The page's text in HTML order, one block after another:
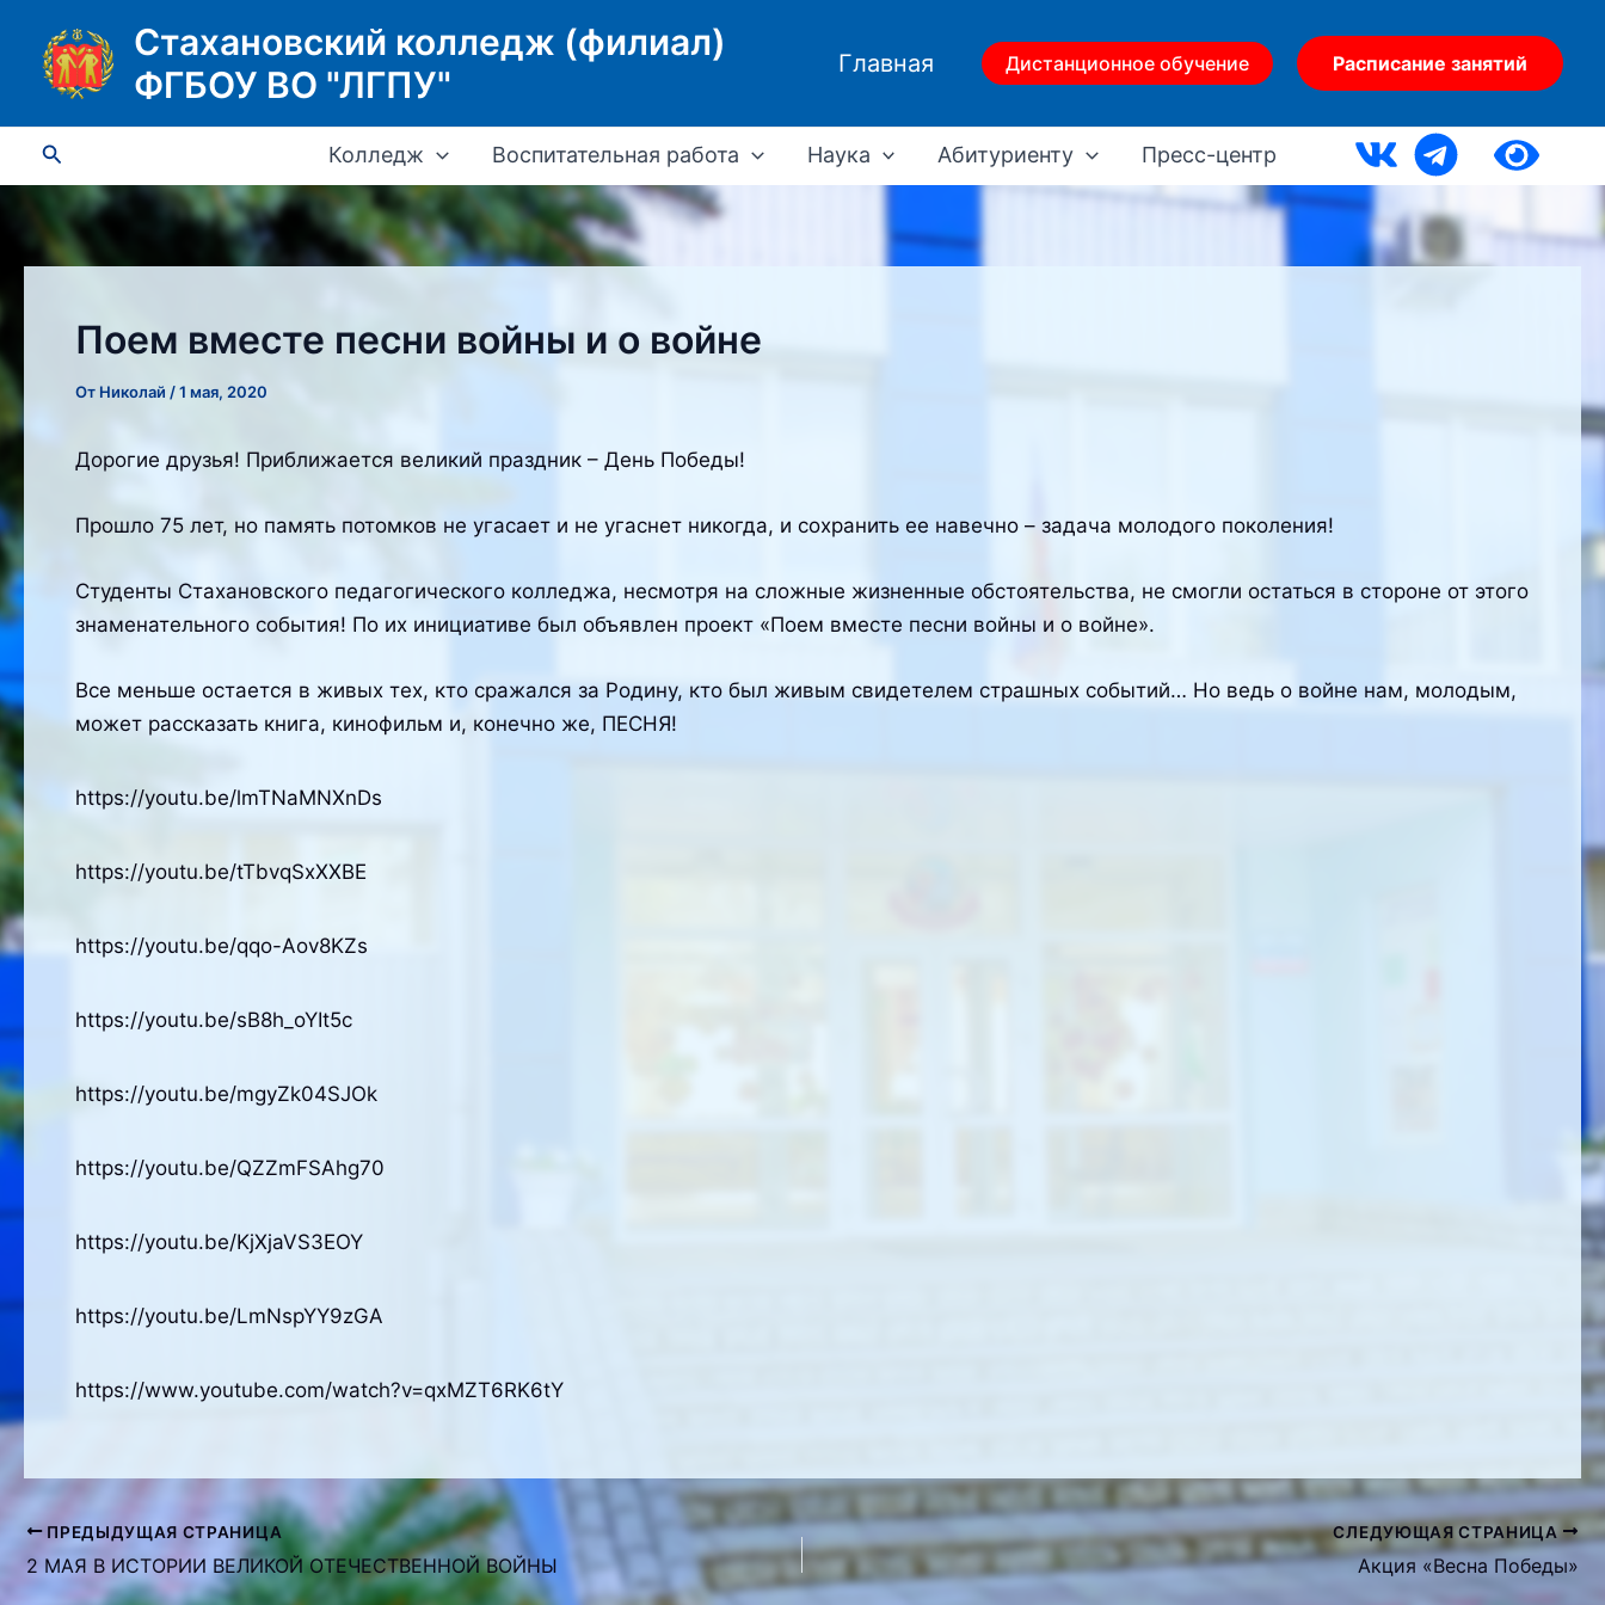
содержимому
Стахановский колледж (филиал)
ФГБОУ ВО "ЛГПУ"
Главная Дистанционное обучение Расписание занятий
Поиск Колледж Воспитательная работа Наука Абитуриенту Пресс-центр
Поем вместе песни войны и о войне
От Николай /1 мая, 2020
Дорогие друзья! Приближается великий праздник – День Победы!
Прошло 75 лет, но память потомков не угасает и не угаснет никогда, и сохранить ее навечно – задача молодого поколения!
Студенты Стахановского педагогического колледжа, несмотря на сложные жизненные обстоятельства, не смогли остаться в стороне от этого
знаменательного события! По их инициативе был объявлен проект «Поем вместе песни войны и о войне».
Все меньше остается в живых тех, кто сражался за Родину, кто был живым свидетелем страшных событий… Но ведь о войне нам, молодым,
может рассказать книга, кинофильм и, конечно же, ПЕСНЯ!
https://youtu.be/lmTNaMNXnDs
https://youtu.be/tTbvqSxXXBE
https://youtu.be/qqo-Aov8KZs
https://youtu.be/sB8h_oYIt5c
https://youtu.be/mgyZk04SJOk
https://youtu.be/QZZmFSAhg70
https://youtu.be/KjXjaVS3EOY
https://youtu.be/LmNspYY9zGA
https://www.youtube.com/watch?v=qxMZT6RK6tY
Навигация
по
ПРЕДЫДУЩАЯ СТРАНИЦА
2 МАЯ В ИСТОРИИ ВЕЛИКОЙ ОТЕЧЕСТВЕННОЙ ВОЙНЫ
СЛЕДУЮЩАЯ СТРАНИЦА
Акция «Весна Победы»